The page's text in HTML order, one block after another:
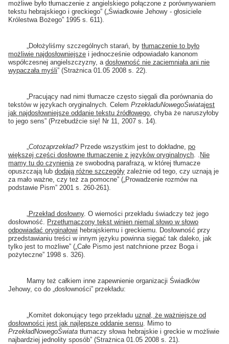
możliwe było tłumaczenie z angielskiego połączone z porównywaniem
tekstu hebrajskiego i greckiego” („Świadkowie Jehowy - głosiciele
Królestwa Bożego” 1995 s. 611).
„Dołożyliśmy szczególnych starań, bytłumaczenie to było
możliwie najdosłowniejsze i jednocześnie odpowiadało kanonom
współczesnej angielszczyzny, adosłowność nie zaciemniała ani nie
wypaczała myśli” (Strażnica 01.05 2008 s. 22).
„Pracujący nad nimi tłumacze często sięgali dla porównania do
tekstów w językach oryginalnych. CelemPrzekładuNowegoŚwiatajest
jak najdosłowniejsze oddanie tekstu źródłowego , chyba że naruszyłoby
to jego sens” (Przebudźcie się! Nr 11, 2007 s. 14).
„Cotozaprzekład?Przede wszystkim jest to dokładne,po
większej części dosłowne tłumaczenie z języków oryginalnych. . Nie
mamy tu do czynieniaze swobodną parafrazą, w której tłumacze
opuszczają lubdodają różne szczegóły zależnie od tego, czy uznają je
za mało ważne, czy też za pomocne” („Prowadzenie rozmów na
podstawie Pism” 2001 s. 260-261).
„Przekład dosłowny. O wierności przekładu świadczy też jego
dosłowność. Przetłumaczony tekst winien niemal słowo w słowo
odpowiadać oryginałowi hebrajskiemu i greckiemu. Dosłowność przy
przedstawianiu treści w innym języku powinna sięgać tak daleko, jak
tylko jest to możliwe” („Całe Pismo jest natchnione przez Boga i
pożyteczne” 1998 s. 326).
Mamy też całkiem inne zapewnienie organizacji Świadków
Jehowy, co do „dosłowności” przekładu:
„Komitet dokonujący tego przekładuuznał, że ważniejsze od
dosłowności jest jak najlepsze oddanie sensu . Mimo to
PrzekładNowegoŚwiata tłumaczy słowa hebrajskie i greckie w możliwie
najbardziej jednolity sposób” (Strażnica 01.05 2008 s. 21).